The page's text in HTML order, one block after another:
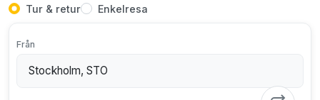
Tur & retur Enkelresa
Från